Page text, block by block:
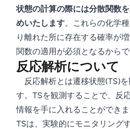
状態の計算の際には分散関数
めいたします。これらの化学
り離れた所に存在する確率が
関数の適用が必須となるからで
反応解析について
反応解析とは遷移状態(TS)を
す。TSを観測することで、反
情報を手に入れることができ
TSは、実験的にモニタリング